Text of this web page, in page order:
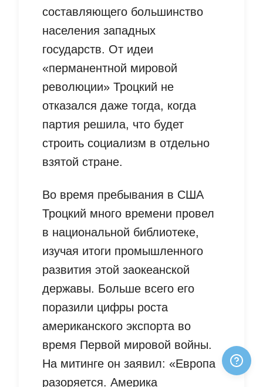
составляющего большинство
населения западных
государств. От идеи
«перманентной мировой
революции» Троцкий не
отказался даже тогда, когда
партия решила, что будет
строить социализм в отдельно
взятой стране.
Во время пребывания в США
Троцкий много времени провел
в национальной библиотеке,
изучая итоги промышленного
развития этой заокеанской
державы. Больше всего его
поразили цифры роста
американского экспорта во
время Первой мировой войны.
На митинге он заявил: «Европа
разоряется. Америка